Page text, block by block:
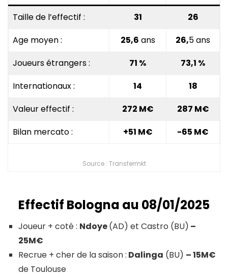
Taille de l’effectif : 31
26
Age moyen :
25,6 ans 26,5 ans
Joueurs étrangers :
71 % 73,1 %
Internationaux :
14
18
Valeur effectif :
272 M€ 287 M€
Bilan mercato :
+51 M€ -65 M€
Source : Transfermkt
Effectif Bologna au 08/01/2025
Joueur + coté : Ndoye(AD) et Castro (BU) –
25M€
Recrue + cher de la saison : Dalinga (BU) – 15M€
de Toulouse